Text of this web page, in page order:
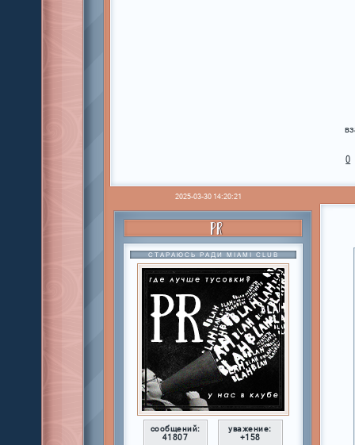
0
2025-03-30 14:20:21
PR
СТАРАЮСЬ РАДИ MIAMI CLUB
сообщений:
41807
уважение:
+158